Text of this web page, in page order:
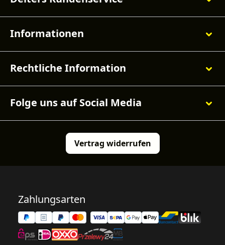
Informationen
Rechtliche Information
Folge uns auf Social Media
Vertrag widerrufen
Zahlungsarten